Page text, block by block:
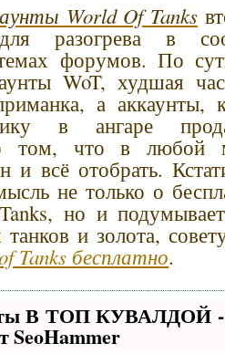
World Of Tanks
разогрева в
форумов. По
WoT, худшая
а аккаунты,
в ангаре
о том, что в любой
и всё отобрать.
не только о
но и
танков и золота,
Tanks бесплатно.
В ТОП КУВАЛДОЙ -
SeoHammer